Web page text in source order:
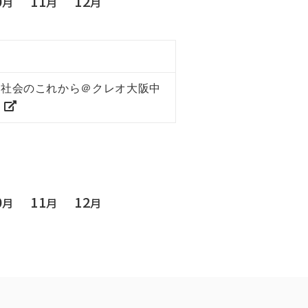
会のこれから＠クレオ大阪中
月 11月 12月